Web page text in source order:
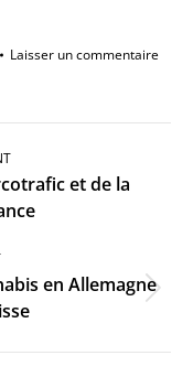
Laisser un commentaire
et de la
en Allemagne